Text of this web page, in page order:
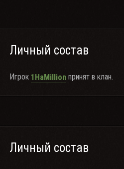
Личный состав
Игрок 1HaMillion принят в клан.
Личный состав